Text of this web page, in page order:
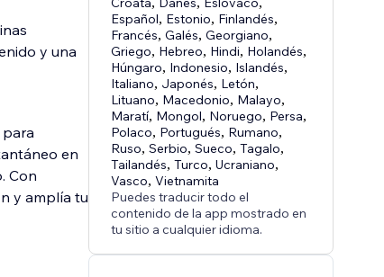
y una
en
Con
y amplía tu
Español, Estonio, Finlandés,
Francés,Galés,Georgiano,
Griego, Hebreo, Hindi, Holandés,
Húngaro, Indonesio, Islandés,
Italiano, Japonés, Letón,
Lituano, Macedonio, Malayo,
Maratí, Mongol, Noruego, Persa,
Polaco, Portugués, Rumano,
Ruso,Serbio,Sueco,Tagalo,
Tailandés,Turco,Ucraniano,
Vasco,Vietnamita
Puedes traducir todo el
contenido de la app mostrado en
tu sitio a cualquier idioma.